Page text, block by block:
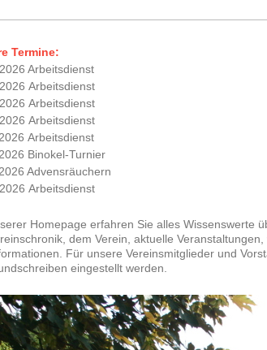
Termine:
Arbeitsdienst
Arbeitsdienst
Arbeitsdienst
Arbeitsdienst
Arbeitsdienst
Binokel-Turnier
Advensräuchern
Arbeitsdienst
Homepage erfahren Sie alles Wissenswerte
dem Verein, aktuelle
Für unsere Vereinsmitglieder und
eingestellt werden.